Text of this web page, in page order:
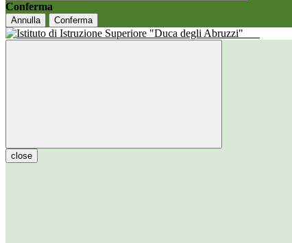
Conferma
Annulla Conferma
close